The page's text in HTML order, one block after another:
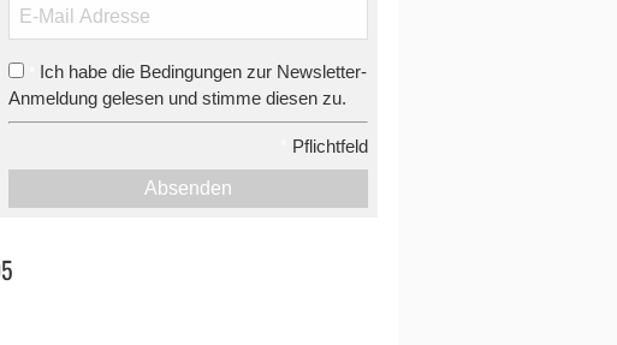
Ich habe die Bedingungen zur Newsletter-
Anmeldung gelesen und stimme diesen zu.
Pflichtfeld
Absenden